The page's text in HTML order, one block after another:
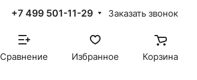
+7 499 501-11-29 Заказать звонок
Сравнение Избранное Корзина